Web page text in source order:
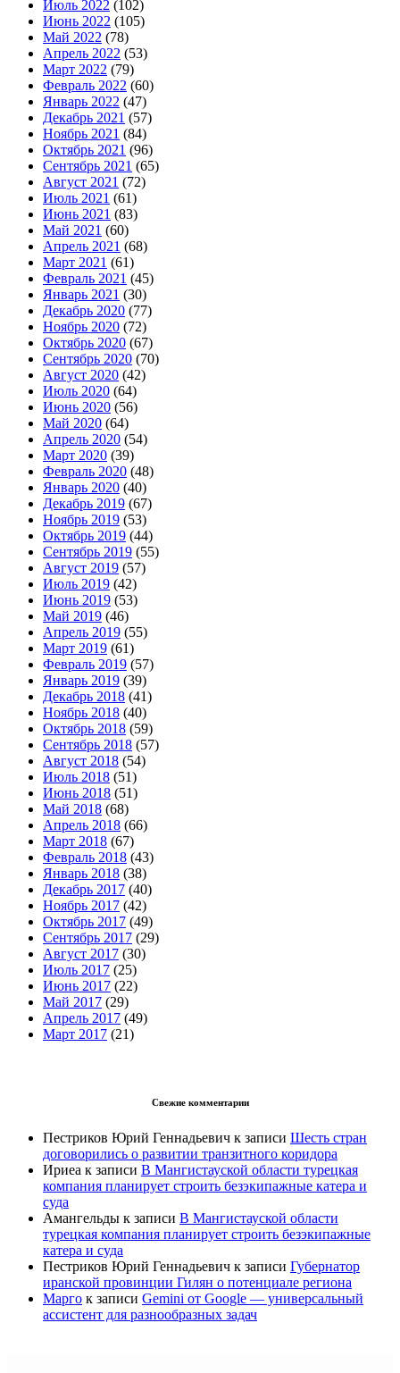
Июль 2022 (102)
Июнь 2022 (105)
Май 2022 (78)
Апрель 2022 (53)
Март 2022 (79)
Февраль 2022 (60)
Январь 2022 (47)
Декабрь 2021 (57)
Ноябрь 2021 (84)
Октябрь 2021 (96)
Сентябрь 2021 (65)
Август 2021 (72)
Июль 2021 (61)
Июнь 2021 (83)
Май 2021 (60)
Апрель 2021 (68)
Март 2021 (61)
Февраль 2021 (45)
Январь 2021 (30)
Декабрь 2020 (77)
Ноябрь 2020 (72)
Октябрь 2020 (67)
Сентябрь 2020 (70)
Август 2020 (42)
Июль 2020 (64)
Июнь 2020 (56)
Май 2020 (64)
Апрель 2020 (54)
Март 2020 (39)
Февраль 2020 (48)
Январь 2020 (40)
Декабрь 2019 (67)
Ноябрь 2019 (53)
Октябрь 2019 (44)
Сентябрь 2019 (55)
Август 2019 (57)
Июль 2019 (42)
Июнь 2019 (53)
Май 2019 (46)
Апрель 2019 (55)
Март 2019 (61)
Февраль 2019 (57)
Январь 2019 (39)
Декабрь 2018 (41)
Ноябрь 2018 (40)
Октябрь 2018 (59)
Сентябрь 2018 (57)
Август 2018 (54)
Июль 2018 (51)
Июнь 2018 (51)
Май 2018 (68)
Апрель 2018 (66)
Март 2018 (67)
Февраль 2018 (43)
Январь 2018 (38)
Декабрь 2017 (40)
Ноябрь 2017 (42)
Октябрь 2017 (49)
Сентябрь 2017 (29)
Август 2017 (30)
Июль 2017 (25)
Июнь 2017 (22)
Май 2017 (29)
Апрель 2017 (49)
Март 2017 (21)
Свежие комментарии
Пестриков Юрий Геннадьевич к записи Шесть стран
договорились о развитии транзитного коридора
Ириеа к записи В Мангистауской области турецкая
компания планирует строить безэкипажные катера и
суда
Амангельды к записи В Мангистауской области
турецкая компания планирует строить безэкипажные
катера и суда
Пестриков Юрий Геннадьевич к записи Губернатор
иранской провинции Гилян о потенциале региона
Марго к записи Gemini от Google — универсальный
ассистент для разнообразных задач